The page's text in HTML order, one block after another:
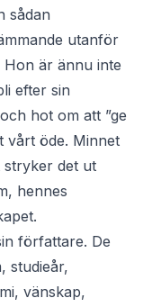
sådan
utanför
är ännu inte
efter sin
hot om att ”ge
vårt öde. Minnet
stryker det ut
hennes
författare. De
studieår,
vänskap,